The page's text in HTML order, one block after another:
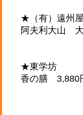
★（有）遠州
阿夫利大山
★東学坊
香の膳 3,880